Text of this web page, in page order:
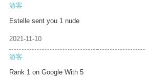
游客
Estelle sent you 1 nude
2021-11-10
游客
Rank 1 on Google With 5